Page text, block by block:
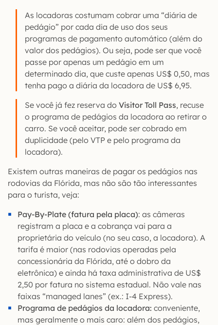
As locadoras costumam cobrar uma “diária de
pedágio” por cada dia de uso dos seus
programas de pagamento automático (além do
valor dos pedágios). Ou seja, pode ser que você
passe por apenas um pedágio em um
determinado dia, que custe apenas US$ 0,50, mas
tenha pago a diária da locadora de US$ 6,95.
Se você já fez reserva do Visitor Toll Pass, recuse
o programa de pedágios da locadora ao retirar o
carro. Se você aceitar, pode ser cobrado em
duplicidade (pelo VTP e pelo programa da
locadora).
Existem outras maneiras de pagar os pedágios nas
rodovias da Flórida, mas não são tão interessantes
para o turista, veja:
Pay-By-Plate (fatura pela placa): as câmeras
registram a placa e a cobrança vai para a
proprietária do veículo (no seu caso, a locadora). A
tarifa é maior (nas rodovias operadas pela
concessionária da Flórida, até o dobro da
eletrônica) e ainda há taxa administrativa de US$
2,50 por fatura no sistema estadual. Não vale nas
faixas “managed lanes” (ex.: I-4 Express).
Programa de pedágios da locadora: conveniente,
mas geralmente o mais caro: além dos pedágios,